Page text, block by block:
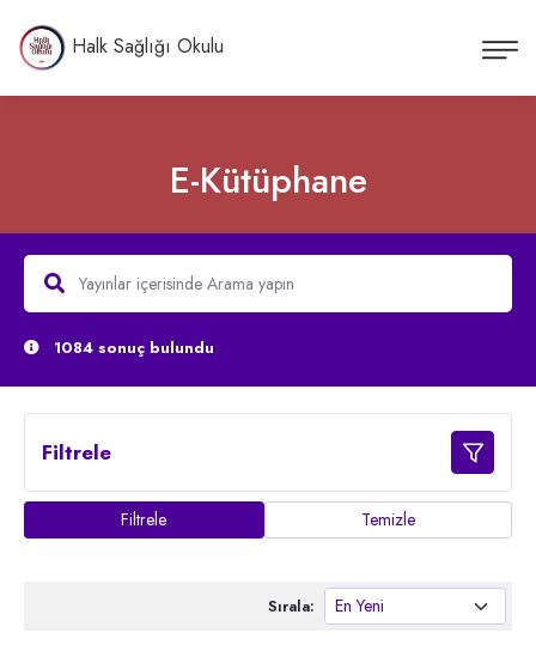
Halk Sağlığı Okulu
E-Kütüphane
1084 sonuç bulundu
Filtrele
Filtrele Temizle
Sırala: